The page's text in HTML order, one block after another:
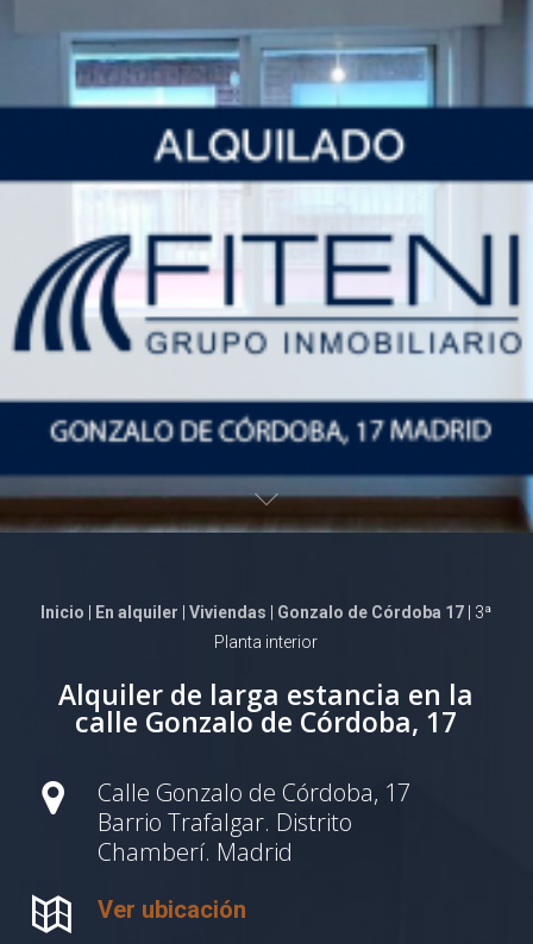
Inicio En alquiler |Viviendas Gonzalo de Córdoba 17 | 3ª
Planta interior
Alquiler de larga estancia en la
calle Gonzalo de Córdoba, 17
Calle Gonzalo de Córdoba, 17
Barrio Trafalgar. Distrito
Chamberí. Madrid
Ver ubicación